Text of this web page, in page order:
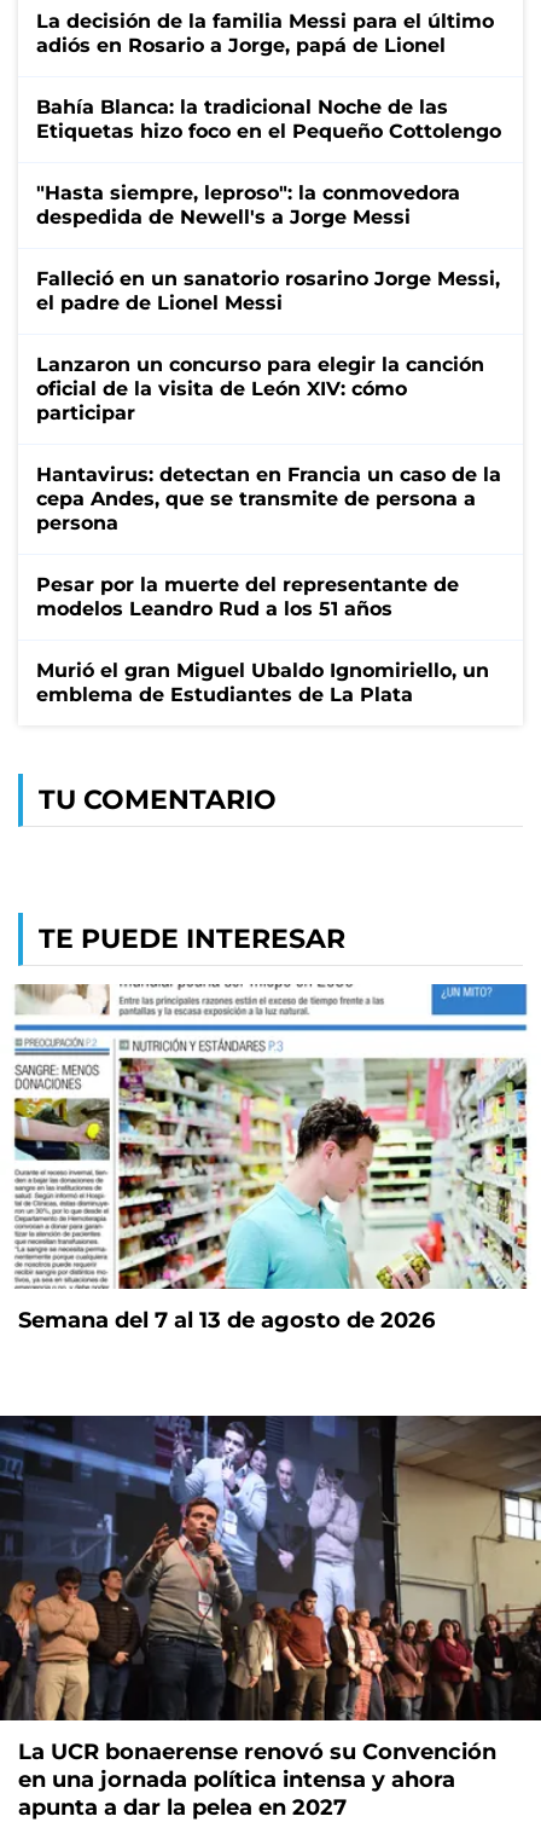
La decisión de la familia Messi para el último
adiós en Rosario a Jorge, papá de Lionel
Bahía Blanca: la tradicional Noche de las
Etiquetas hizo foco en el Pequeño Cottolengo
"Hasta siempre, leproso": la conmovedora
despedida de Newell's a Jorge Messi
Falleció en un sanatorio rosarino Jorge Messi,
el padre de Lionel Messi
Lanzaron un concurso para elegir la canción
oficial de la visita de León XIV: cómo
participar
Hantavirus: detectan en Francia un caso de la
cepa Andes, que se transmite de persona a
persona
Pesar por la muerte del representante de
modelos Leandro Rud a los 51 años
Murió el gran Miguel Ubaldo Ignomiriello, un
emblema de Estudiantes de La Plata
TU COMENTARIO
TE PUEDE INTERESAR
Semana del 7 al 13 de agosto de 2026
La UCR bonaerense renovó su Convención
en una jornada política intensa y ahora
apunta a dar la pelea en 2027